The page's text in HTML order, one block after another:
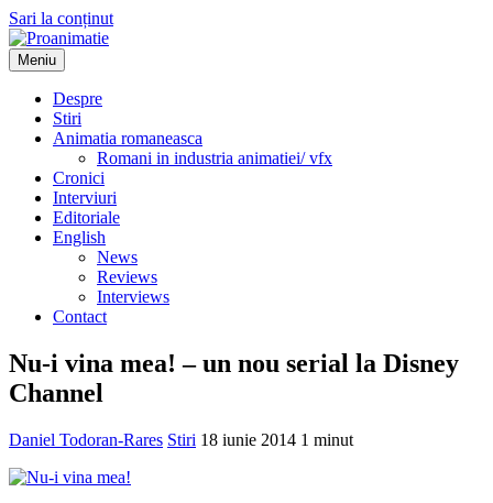
Sari la conținut
Proanimatie
Stiri despre filme de animatie
Meniu
Despre
Stiri
Animatia romaneasca
Romani in industria animatiei/ vfx
Cronici
Interviuri
Editoriale
English
News
Reviews
Interviews
Contact
Nu-i vina mea! – un nou serial la Disney
Channel
Daniel Todoran-Rares Stiri 18 iunie 2014 1 minut